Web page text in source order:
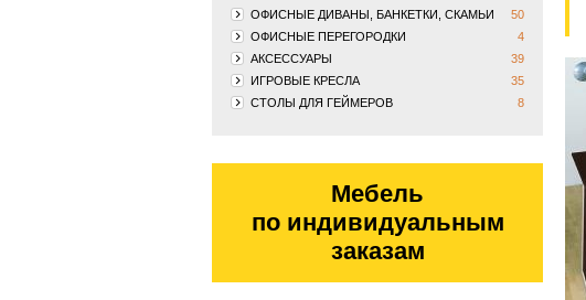
ОФИСНЫЕ ДИВАНЫ, БАНКЕТКИ, СКАМЬИ
50
ОФИСНЫЕ ПЕРЕГОРОДКИ
4
АКСЕССУАРЫ
39
ИГРОВЫЕ КРЕСЛА
35
СТОЛЫ ДЛЯ ГЕЙМЕРОВ
8
Мебель
по индивидуальным
заказам